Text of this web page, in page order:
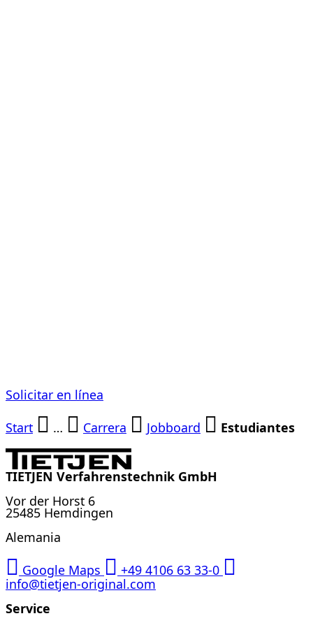
Solicitar en línea
Start
… Carrera Jobboard Estudiantes
TIETJEN Verfahrenstechnik GmbH
Vor der Horst 6
25485 Hemdingen
Alemania
Google Maps
+49 4106 63 33-0
info@tietjen-original.com
Service